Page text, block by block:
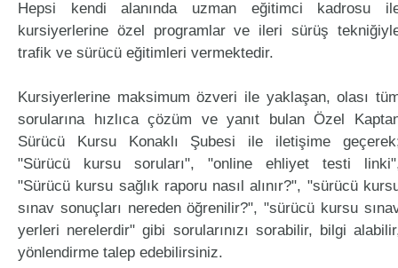
Hepsi kendi alanında uzman eğitimci kadrosu
kursiyerlerine özel programlar ve ileri sürüş
trafik ve sürücü eğitimleri vermektedir.
Kursiyerlerine maksimum özveri ile yaklaşan, olası
sorularına hızlıca çözüm ve yanıt bulan Özel
Sürücü Kursu Konaklı Şubesi ile iletişime
"Sürücü kursu soruları", "online ehliyet testi
"Sürücü kursu sağlık raporu nasıl alınır?", "sürücü
sınav sonuçları nereden öğrenilir?", "sürücü kursu
yerleri nerelerdir" gibi sorularınızı sorabilir, bilgi
yönlendirme talep edebilirsiniz.